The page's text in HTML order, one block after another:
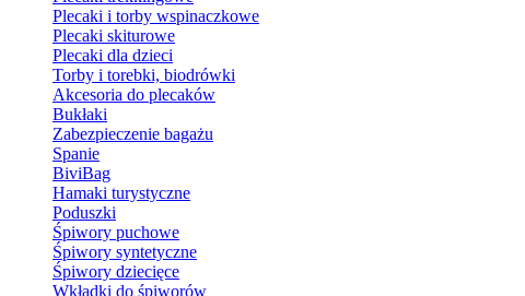
Plecaki i torby wspinaczkowe
Plecaki skiturowe
Plecaki dla dzieci
Torby i torebki, biodrówki
Akcesoria do plecaków
Bukłaki
Zabezpieczenie bagażu
Spanie
BiviBag
Hamaki turystyczne
Poduszki
Śpiwory puchowe
Śpiwory syntetyczne
Śpiwory dziecięce
Wkładki do śpiworów